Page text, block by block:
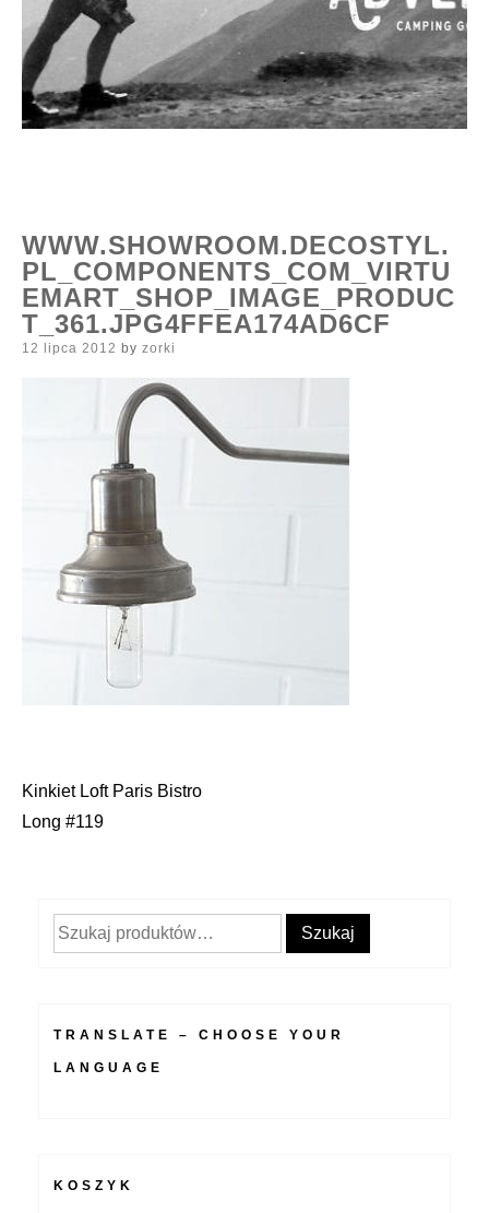
WWW.SHOWROOM.DECOSTYL.
PL_COMPONENTS_COM_VIRTU
EMART_SHOP_IMAGE_PRODUC
T_361.JPG4FFEA174AD6CF
Posted
12 lipca 2012 by zorki
Nawigacja
Kinkiet Loft Paris Bistro
Long #119
Szukaj: Szukaj
TRANSLATE – CHOOSE YOUR
LANGUAGE
KOSZYK